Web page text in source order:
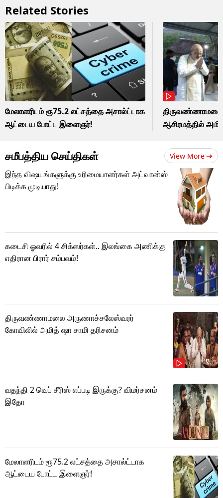
Related Stories
மேலாளரிடம் ரூ75.2 லட்சத்தை அசால்ட்டாக
ஆட்டைய போட்ட இளைஞர்!
ஆசிரமத்தில்
சமீபத்திய செய்திகள் View More
இந்த விஷயங்களுக்கு உரிமையாளர்கள் அட்வான்ஸ்
பிடிக்க முடியாது!
கடைசி ஓவரில் 4 சிக்ஸர்கள்.. இலங்கை அணிக்கு
எதிரான பிரார் சம்பவம்!
திருவண்ணாமலை அருணாச்சலேஸ்வரர்
கோவிலில் அமித் ஷா சாமி தரிசனம்
வதந்தி 2 வெப் சீரிஸ் எப்படி இருக்கு? விமர்சனம்
இதோ
மேலாளரிடம் ரூ75.2 லட்சத்தை அசால்ட்டாக
ஆட்டைய போட்ட இளைஞர்!